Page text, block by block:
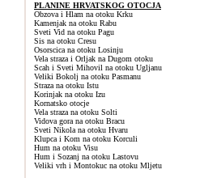
PLANINE HRVATSKOG OTOCJA
Obzova i Hlam na otoku Krku
Kamenjak na otoku Rabu
Sveti Vid na otoku Pagu
Sis na otoku Cresu
Osorscica na otoku Losinju
Vela straza i Orljak na Dugom otoku
Scah i Sveti Mihovil na otoku Ugljanu
Veliki Bokolj na otoku Pasmanu
Straza na otoku Istu
Korinjak na otoku Izu
Kornatsko otocje
Vela straza na otoku Solti
Vidova gora na otoku Bracu
Sveti Nikola na otoku Hvaru
Klupca i Kom na otoku Korculi
Hum na otoku Visu
Hum i Sozanj na otoku Lastovu
Veliki vrh i Montokuc na otoku Mljetu